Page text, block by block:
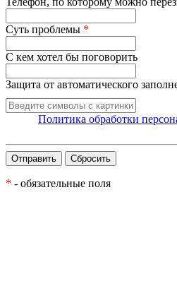
Суть проблемы *
С кем хотел бы поговорить
Защита от автоматического
Политика обработки
* - обязательные поля